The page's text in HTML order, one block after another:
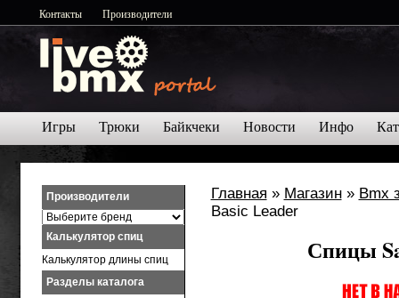
Контакты Производители
Игры Трюки Байкчеки Новости Инфо
Главная » Магазин» Bmx
Basic Leader
Спицы
Производители
Калькулятор спиц
Калькулятор длины спиц
Разделы каталога